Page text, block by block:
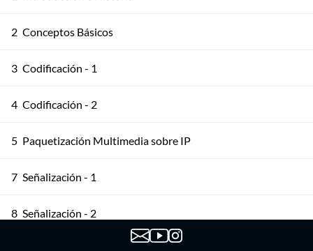
2 Conceptos Básicos
3 Codificación - 1
4 Codificación - 2
5 Paquetización Multimedia sobre IP
7 Señalización - 1
8 Señalización - 2